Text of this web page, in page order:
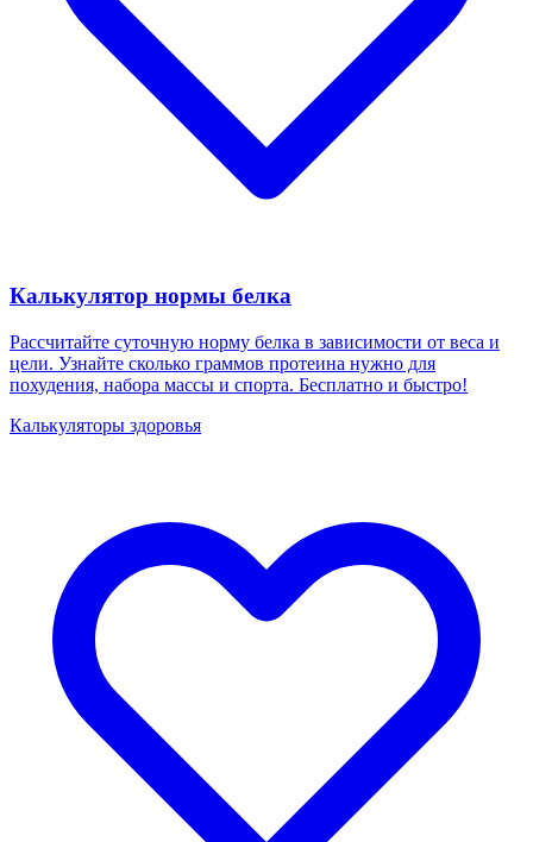
Калькулятор нормы белка
Рассчитайте суточную норму белка в зависимости от веса и
цели. Узнайте сколько граммов протеина нужно для
похудения, набора массы и спорта. Бесплатно и быстро!
Калькуляторы здоровья